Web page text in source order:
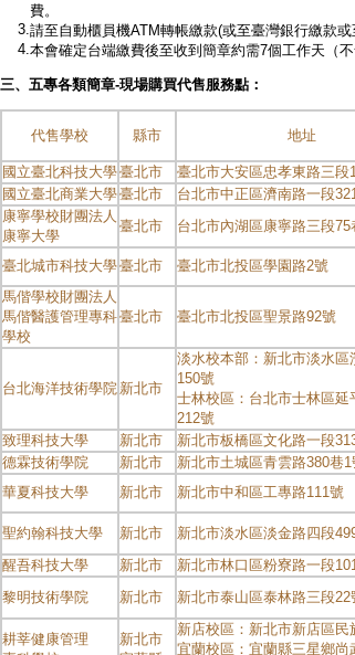
費。
3. 請至自動櫃員機ATM轉帳繳款(或至臺灣銀行繳款或
4. 本會確定台端繳費後至收到簡章約需7個工作天（不
三、 五專各類簡章-現場購買代售服務點：
代售學校 縣市 地址
國立臺北科技大學臺北市 臺北市大安區忠孝東路三段
國立臺北商業大學臺北市 台北市中正區濟南路一段
康寧學校財團法人
康寧大學
臺北市 台北市內湖區康寧路三段75
臺北城市科技大學臺北市 臺北市北投區學園路2號
馬偕學校財團法人
馬偕醫護管理專科
學校
臺北市 臺北市北投區聖景路92號
台北海洋技術學院 新北市
淡水校本部：新北市淡水區
150號
士林校區：台北市士林區延
212號
致理科技大學
新北市 新北市板橋區文化路一段
德霖技術學院
新北市 新北市土城區青雲路380巷1
華夏科技大學
新北市 新北市中和區工專路111號
聖約翰科技大學
新北市 新北市淡水區淡金路四段
醒吾科技大學
新北市 新北市林口區粉寮路一段
黎明技術學院
新北市 新北市泰山區泰林路三段22
耕莘健康管理
新北市
新店校區：新北市新店區民
宜蘭校區：宜蘭縣三星鄉尚